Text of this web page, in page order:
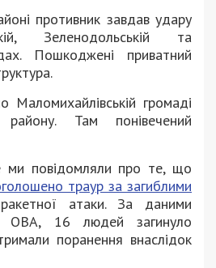
противник завдав удару
Зеленодольській та
Пошкоджені приватний
Маломихайлівській громаді
району. Там понівечений
ми повідомляли про те, що
траур за загиблими
ракетної атаки. За даними
ОВА, 16 людей загинуло
поранення внаслідок